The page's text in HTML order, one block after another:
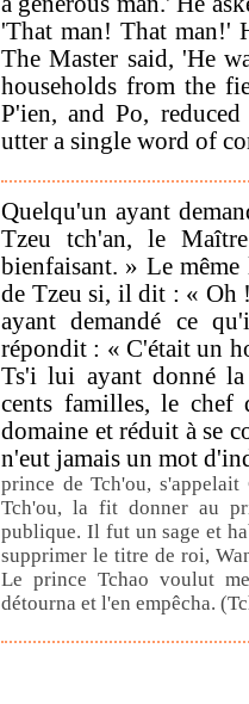
'That man! That man!'
The Master said, 'He
households from the
P'ien, and Po,
utter a single word of
Quelqu'un ayant
Tzeu tch'an, le
bienfaisant. » Le
de Tzeu si, il dit : « Oh
ayant demandé ce
répondit : « C'était un
Ts'i lui ayant donné
cents familles, le chef
domaine et réduit à se
n'eut jamais un mot
prince de Tch'ou,
Tch'ou, la fit donner au
publique. Il fut un sage et
supprimer le titre de roi,
Le prince Tchao voulut
détourna et l'en empêcha.